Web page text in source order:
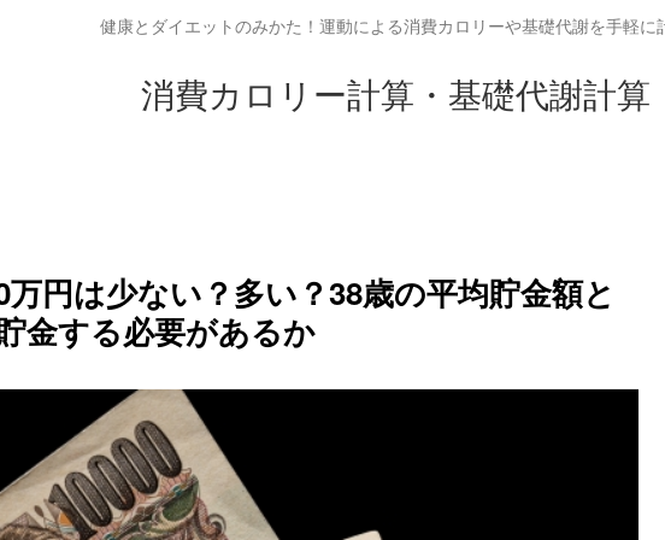
健康とダイエットのみかた！運動による消費カロリーや基礎代謝を手軽に
消費カロリー計算・基礎代謝計算
万円は少ない？多い？38歳の平均貯金額と
金する必要があるか